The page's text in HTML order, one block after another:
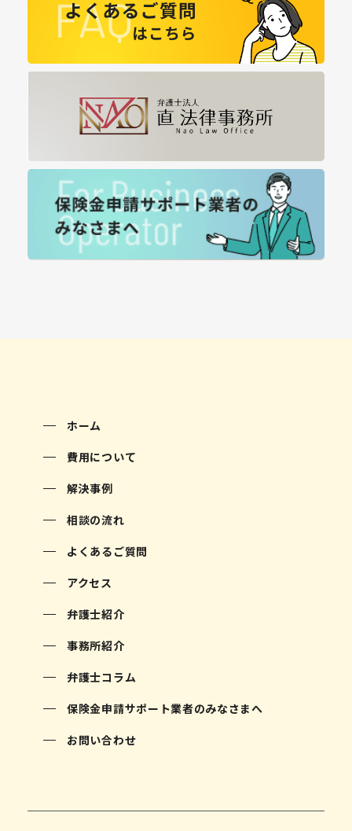
ホーム
費用について
解決事例
相談の流れ
よくあるご質問
アクセス
弁護士紹介
事務所紹介
弁護士コラム
保険金申請サポート業者のみなさまへ
お問い合わせ